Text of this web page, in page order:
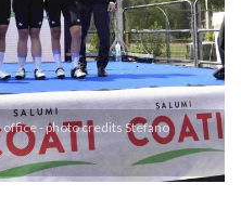
- photo credits Stefano